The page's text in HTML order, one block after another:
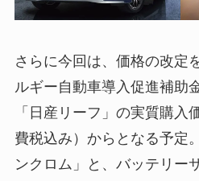
さらに今回は、価格の改定
ルギー自動車導入促進補助
「日産リーフ」の実質購入
費税込み）からとなる予定
ンクロム」と、バッテリー